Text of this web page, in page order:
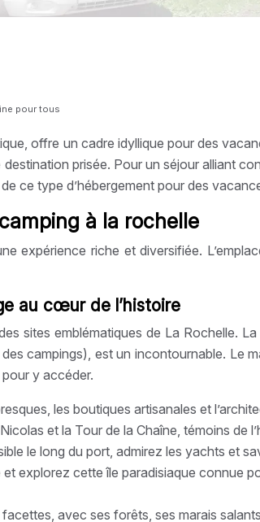
pour tous
offre un cadre idyllique pour des
prisée. Pour un séjour alliant
ce type d’hébergement pour des
à la rochelle
expérience riche et diversifiée.
au cœur de l’histoire
sites emblématiques de La Rochelle.
campings), est un incontournable. Le
y accéder.
les boutiques artisanales et
et la Tour de la Chaîne, témoins de
le long du port, admirez les yachts et
explorez cette île paradisiaque connue
facettes, avec ses forêts, ses marais